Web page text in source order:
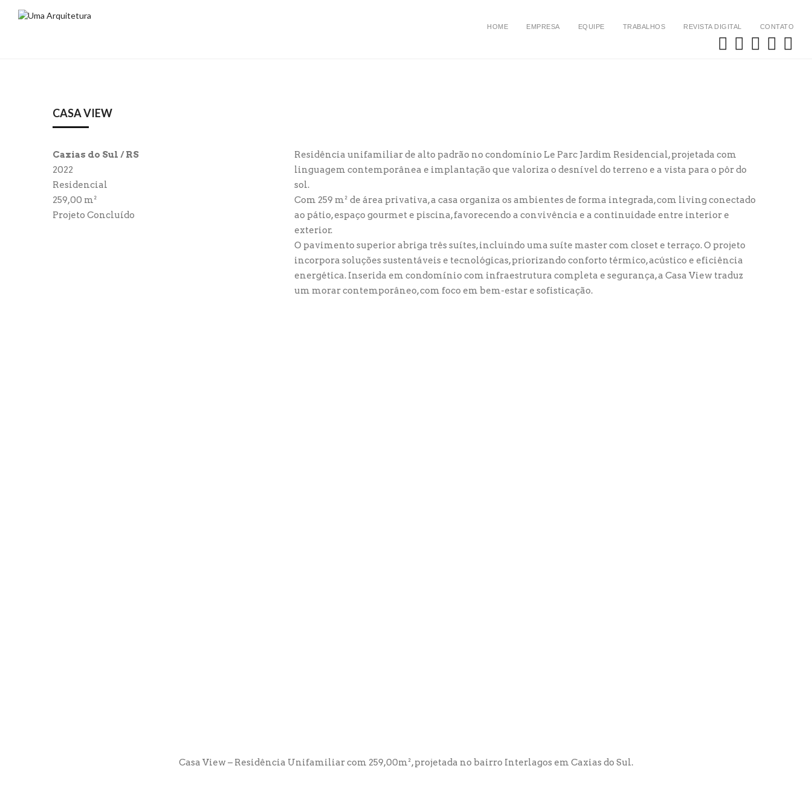
HOME EMPRESA EQUIPE TRABALHOS REVISTA DIGITAL CONTATO
CASA VIEW
Caxias do Sul / RS
2022
Residencial
259,00 m²
Projeto Concluído
Residência unifamiliar de alto padrão no condomínio Le Parc Jardim Residencial, projetada com
linguagem contemporânea e implantação que valoriza o desnível do terreno e a vista para o pôr do
sol.
Com 259 m² de área privativa, a casa organiza os ambientes de forma integrada, com living conectado
ao pátio, espaço gourmet e piscina, favorecendo a convivência e a continuidade entre interior e
exterior.
O pavimento superior abriga três suítes, incluindo uma suíte master com closet e terraço. O projeto
incorpora soluções sustentáveis e tecnológicas, priorizando conforto térmico, acústico e eficiência
energética. Inserida em condomínio com infraestrutura completa e segurança, a Casa View traduz
um morar contemporâneo, com foco em bem-estar e sofisticação.
Casa View – Residência Unifamiliar com 259,00m², projetada no bairro Interlagos em Caxias do Sul.